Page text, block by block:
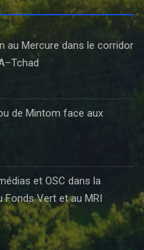
au Mercure dans le corridor
de Mintom face aux
et OSC dans la
Vert et au MRI